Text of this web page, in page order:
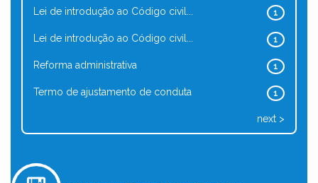
1
Lei de introdução ao Código civil...
1
Lei de introdução ao Código civil...
1
Reforma administrativa
1
Termo de ajustamento de conduta
next >